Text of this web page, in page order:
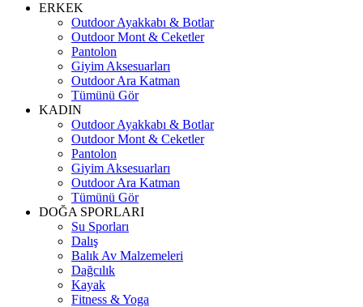
ERKEK
Outdoor Ayakkabı & Botlar
Outdoor Mont & Ceketler
Pantolon
Giyim Aksesuarları
Outdoor Ara Katman
Tümünü Gör
KADIN
Outdoor Ayakkabı & Botlar
Outdoor Mont & Ceketler
Pantolon
Giyim Aksesuarları
Outdoor Ara Katman
Tümünü Gör
DOĞA SPORLARI
Su Sporları
Dalış
Balık Av Malzemeleri
Dağcılık
Kayak
Fitness & Yoga